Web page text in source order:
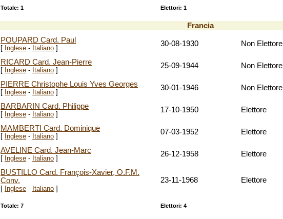
Totale: 1 Elettori: 1
Francia
POUPARD Card. Paul
[ Inglese - Italiano ]
30-08-1930 Non Elettore
RICARD Card. Jean-Pierre
[ Inglese - Italiano ]
25-09-1944 Non Elettore
PIERRE Christophe Louis Yves Georges
[ Inglese - Italiano ]
30-01-1946 Non Elettore
BARBARIN Card. Philippe
[ Inglese - Italiano ]
17-10-1950 Elettore
MAMBERTI Card. Dominique
[ Inglese - Italiano ]
07-03-1952 Elettore
AVELINE Card. Jean-Marc
[ Inglese - Italiano ]
26-12-1958 Elettore
BUSTILLO Card. François-Xavier, O.F.M.
Conv.
[ Inglese - Italiano ]
23-11-1968 Elettore
Totale: 7 Elettori: 4